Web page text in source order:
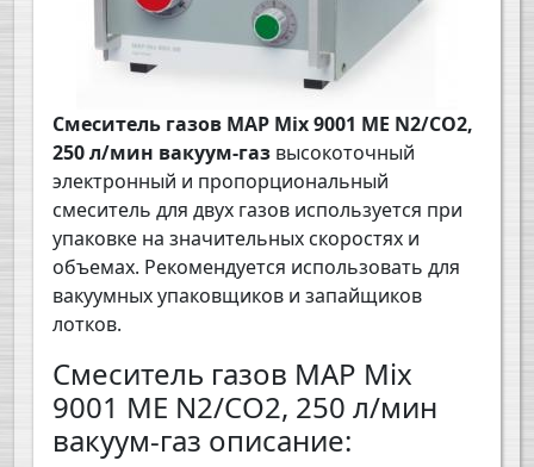
Смеситель газов MAP Mix 9001 ME N2/CO2,
250 л/мин вакуум-газ высокоточный
электронный и пропорциональный
смеситель для двух газов используется при
упаковке на значительных скоростях и
объемах. Рекомендуется использовать для
вакуумных упаковщиков и запайщиков
лотков.
Смеситель газов MAP Mix
9001 ME N2/CO2, 250 л/мин
вакуум-газ описание: